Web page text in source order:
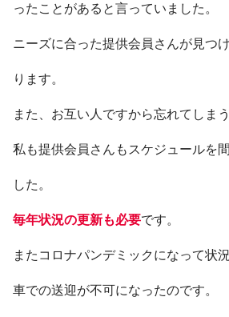
ったことがあると言っていました。
ニーズに合った提供会員さんが見つ
ります。
また、お互い人ですから忘れてしま
私も提供会員さんもスケジュールを
した。
毎年状況の更新も必要です。
またコロナパンデミックになって状
車での送迎が不可になったのです。